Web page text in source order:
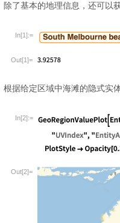
除了基本的地理信息，还可以
In[1]:=
Out[1]=
根据给定区域中海滩的隐式实
In[2]:=
Out[2]=